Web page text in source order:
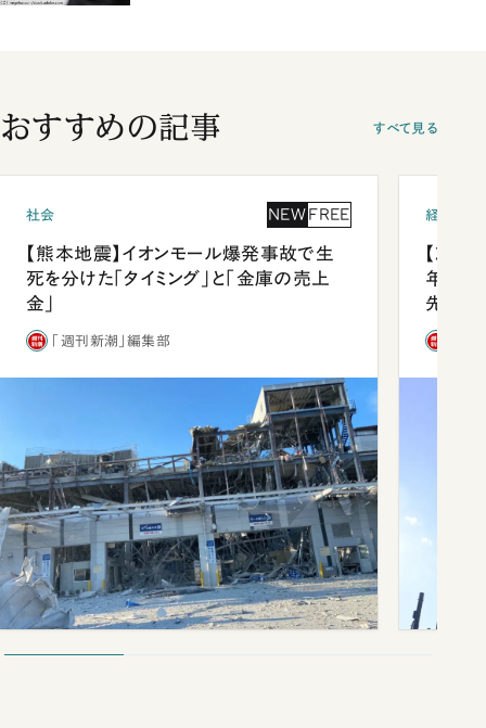
おすすめの記事 すべて見る
社会 NEW FREE
【熊本地震】イオンモール爆発事故で生
死を分けた「タイミング」と「金庫の売上
金」
「週刊新潮」編集部
経済・ビ
【就活
年会は
先1位